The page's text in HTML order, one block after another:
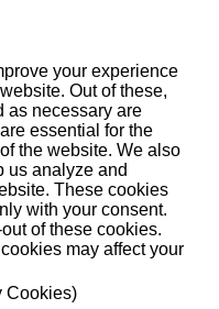
your experience
Out of these,
as necessary are
essential for the
the website. We also
us analyze and
These cookies
with your consent.
of these cookies.
may affect your
Cookies)